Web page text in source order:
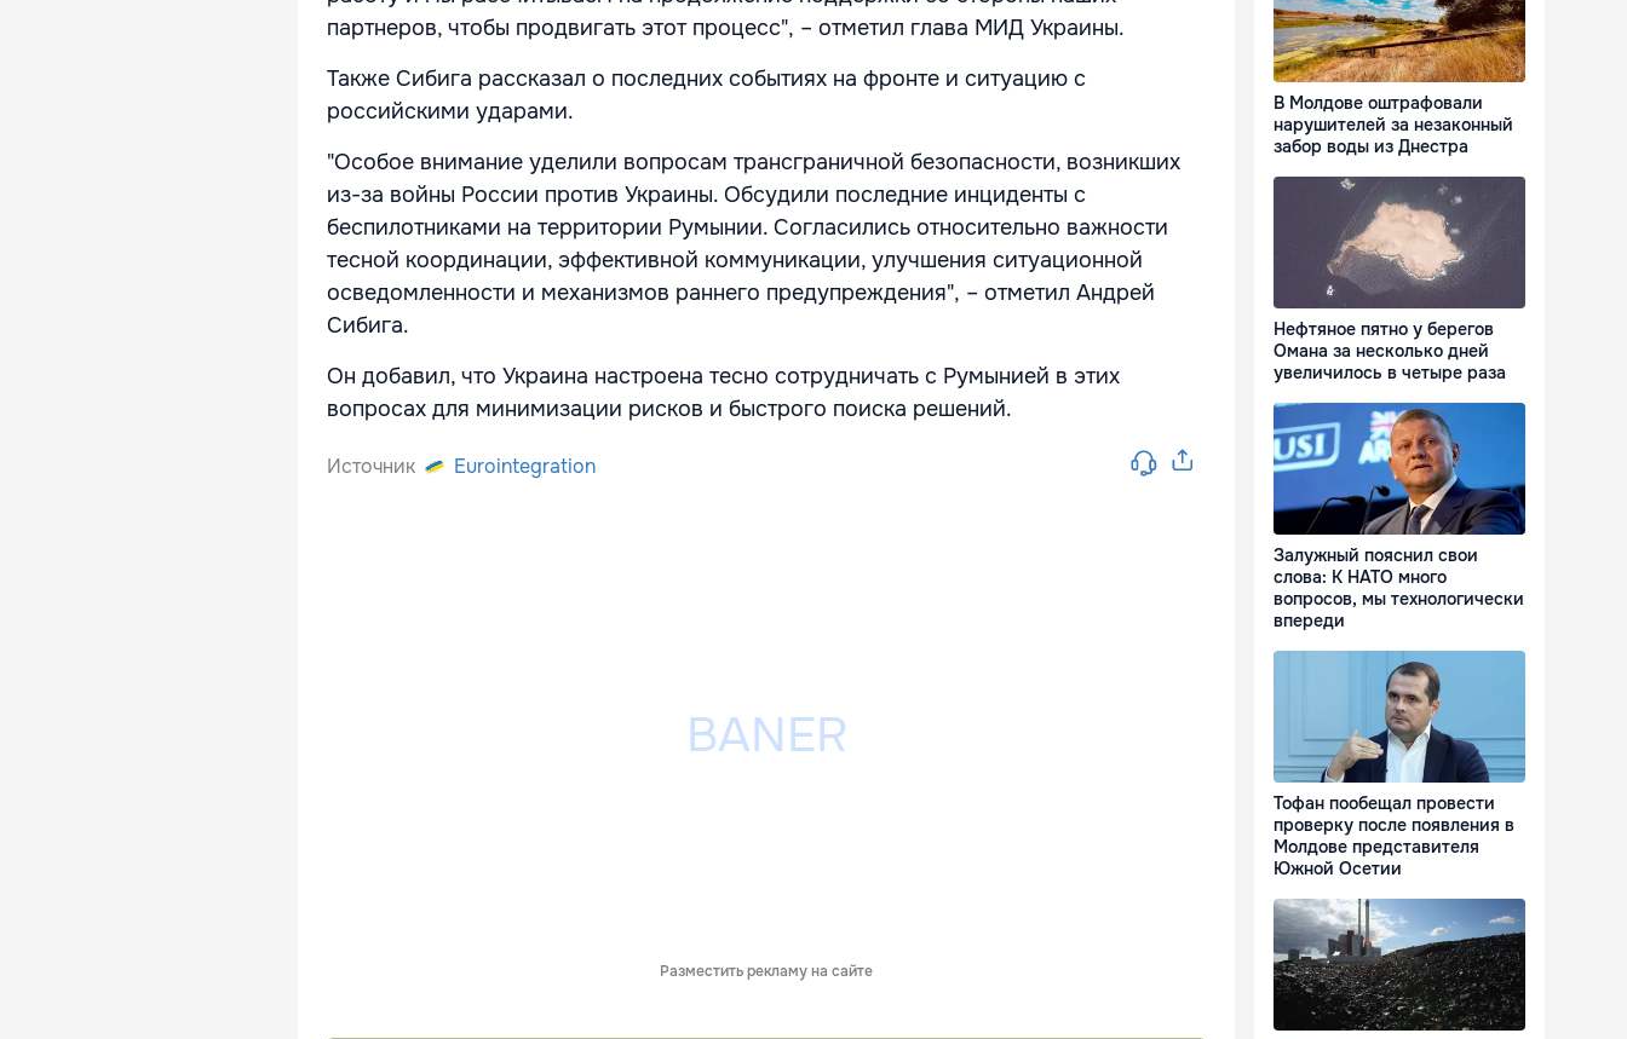
партнеров, чтобы продвигать этот процесс", – отметил глава МИД Украины.
Также Сибига рассказал о последних событиях на фронте и ситуацию с
российскими ударами.
"Особое внимание уделили вопросам трансграничной безопасности, возникших
из-за войны России против Украины. Обсудили последние инциденты с
беспилотниками на территории Румынии. Согласились относительно важности
тесной координации, эффективной коммуникации, улучшения ситуационной
осведомленности и механизмов раннего предупреждения", – отметил Андрей
Сибига.
Он добавил, что Украина настроена тесно сотрудничать с Румынией в этих
вопросах для минимизации рисков и быстрого поиска решений.
Источник Eurointegration
Разместить рекламу на сайте
В Молдове оштрафовали
нарушителей за незаконный
забор воды из Днестра
Нефтяное пятно у берегов
Омана за несколько дней
увеличилось в четыре раза
Залужный пояснил свои
слова: К НАТО много
вопросов, мы технологически
впереди
Тофан пообещал провести
проверку после появления в
Молдове представителя
Южной Осетии